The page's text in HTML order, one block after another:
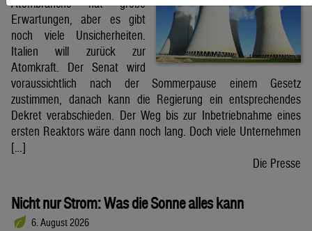
Atombranche hat große
Erwartungen, aber es gibt
noch viele Unsicherheiten.
Italien will zurück zur
Atomkraft. Der Senat wird
voraussichtlich nach der Sommerpause einem Gesetz
zustimmen, danach kann die Regierung ein entsprechendes
Dekret verabschieden. Der Weg bis zur Inbetriebnahme eines
ersten Reaktors wäre dann noch lang. Doch viele Unternehmen
[…]
Die Presse
Nicht nur Strom: Was die Sonne alles kann
6. August 2026